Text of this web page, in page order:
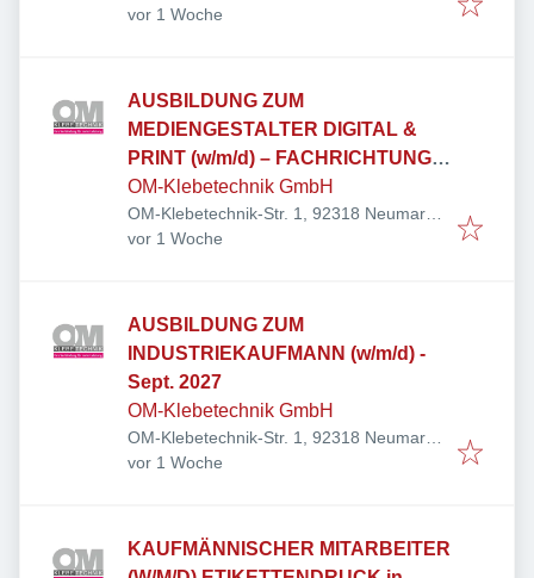
Deutschland
Veröffentlicht
vor 1 Woche
AUSBILDUNG ZUM
MEDIENGESTALTER DIGITAL &
PRINT (w/m/d) – FACHRICHTUNG
PRINTMEDIEN (w/m/d) - Sept. 2027
OM-Klebetechnik GmbH
OM-Klebetechnik-Str. 1, 92318 Neumarkt
in der Oberpfalz, Deutschland
Veröffentlicht
vor 1 Woche
AUSBILDUNG ZUM
INDUSTRIEKAUFMANN (w/m/d) -
Sept. 2027
OM-Klebetechnik GmbH
OM-Klebetechnik-Str. 1, 92318 Neumarkt
in der Oberpfalz, Deutschland
Veröffentlicht
vor 1 Woche
KAUFMÄNNISCHER MITARBEITER